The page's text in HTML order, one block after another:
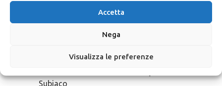
Accetta
Nega
Visualizza le preferenze
Sostituzione Serrature Europee Economico
Subiaco